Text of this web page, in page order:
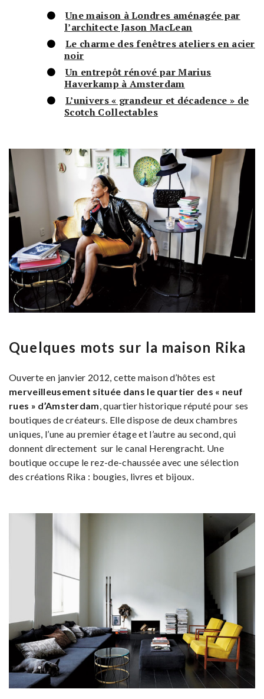
Une maison à Londres aménagée par
l’architecte Jason MacLean
Le charme des fenêtres ateliers en acier
noir
Un entrepôt rénové par Marius
Haverkamp à Amsterdam
L’univers « grandeur et décadence » de
Scotch Collectables
Quelques mots sur la maison Rika
Ouverte en janvier 2012, cette maison d’hôtes est
merveilleusement située dans le quartier des « neuf
rues » d’Amsterdam, quartier historique réputé pour ses
boutiques de créateurs. Elle dispose de deux chambres
uniques, l’une au premier étage et l’autre au second, qui
donnent directement sur le canal Herengracht. Une
boutique occupe le rez-de-chaussée avec une sélection
des créations Rika : bougies, livres et bijoux.